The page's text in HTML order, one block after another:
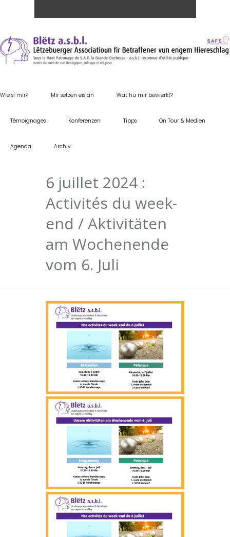
Wie si mir? Mir setzen eis an Wat hu mir bewierkt?
Témoignages Konferenzen Tipps On Tour & Medien
Agenda Archiv
6 juillet 2024 :
Activités du week-
end / Aktivitäten
am Wochenende
vom 6. Juli